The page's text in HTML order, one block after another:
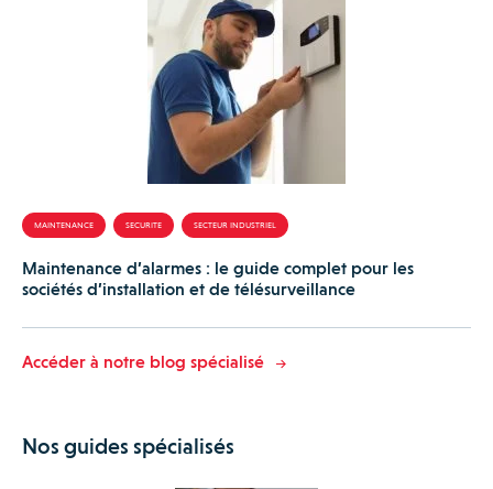
MAINTENANCE SECURITE SECTEUR INDUSTRIEL
Maintenance d’alarmes : le guide complet pour les
sociétés d’installation et de télésurveillance
Accéder à notre blog spécialisé
Nos guides spécialisés